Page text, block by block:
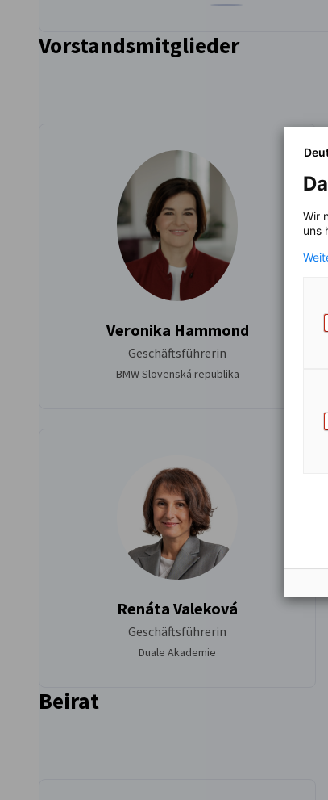
Vorstandsmitglieder
Veronika Hammond
Geschäftsführerin
BMW Slovenská republika
Renáta Valeková
Geschäftsführerin
Duale Akademie
Beirat
Wir
uns